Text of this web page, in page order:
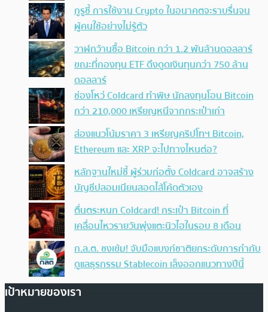
กูรูชี้ การใช้งาน Crypto ในอนาคตจะราบรื่นจน
ผู้คนใช้อย่างไม่รู้ตัว
วาฬกว้านซื้อ Bitcoin กว่า 1.2 พันล้านดอลลาร์
ขณะที่กองทุน ETF ดึงดูดเงินทุนกว่า 750 ล้าน
ดอลลาร์
ช่องโหว่ Coldcard ทำพิษ นักลงทุนโอน Bitcoin
กว่า 210,000 เหรียญหนีจากกระเป๋าเก่า
ส่องแนวโน้มราคา 3 เหรียญคริปโทฯ Bitcoin,
Ethereum และ XRP จะไปทางไหนต่อ?
หลักฐานใหม่ชี้ ผู้ร่วมก่อตั้ง Coldcard อาจสร้าง
บัญชีปลอมเนียนสอดไส้โค้ดตัวเอง
ตื่นตระหนก Coldcard! กระเป๋า Bitcoin ที่
เคลื่อนไหวรายวันพุ่งแตะนิวไฮในรอบ 8 เดือน
ก.ล.ต. ชงเข้ม! จับมือแบงก์ชาติยกระดับการกำกับ
ดูแลธุรกรรม Stablecoin เล็งออกแนวทางปีนี้
เป้าหมายของเรา